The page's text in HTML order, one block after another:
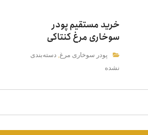
خرید مستقیم پودر
سوخاری مرغ کنتاکی
پودر سوخاری مرغ, دسته‌بندی
نشده